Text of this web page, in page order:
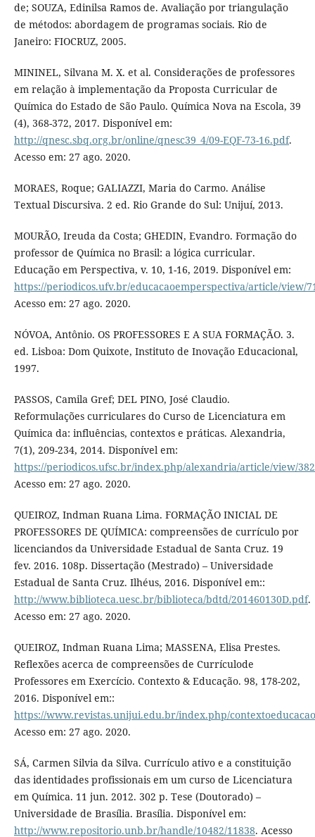
de; SOUZA, Edinilsa Ramos de. Avaliação por triangulação
de métodos: abordagem de programas sociais. Rio de
Janeiro: FIOCRUZ, 2005.
MININEL, Silvana M. X. et al. Considerações de professores
em relação à implementação da Proposta Curricular de
Química do Estado de São Paulo. Química Nova na Escola, 39
(4), 368-372, 2017. Disponível em:
http://qnesc.sbq.org.br/online/qnesc39_4/09-EQF-73-16.pdf.
Acesso em: 27 ago. 2020.
MORAES, Roque; GALIAZZI, Maria do Carmo. Análise
Textual Discursiva. 2 ed. Rio Grande do Sul: Unijuí, 2013.
MOURÃO, Ireuda da Costa; GHEDIN, Evandro. Formação do
professor de Química no Brasil: a lógica curricular.
Educação em Perspectiva, v. 10, 1-16, 2019. Disponível em:
https://periodicos.ufv.br/educacaoemperspectiva/article/view/
Acesso em: 27 ago. 2020.
NÓVOA, Antônio. OS PROFESSORES E A SUA FORMAÇÃO. 3.
ed. Lisboa: Dom Quixote, Instituto de Inovação Educacional,
1997.
PASSOS, Camila Gref; DEL PINO, José Claudio.
Reformulações curriculares do Curso de Licenciatura em
Química da: influências, contextos e práticas. Alexandria,
7(1), 209-234, 2014. Disponível em:
https://periodicos.ufsc.br/index.php/alexandria/article/view/
Acesso em: 27 ago. 2020.
QUEIROZ, Indman Ruana Lima. FORMAÇÃO INICIAL DE
PROFESSORES DE QUÍMICA: compreensões de currículo por
licenciandos da Universidade Estadual de Santa Cruz. 19
fev. 2016. 108p. Dissertação (Mestrado) – Universidade
Estadual de Santa Cruz. Ilhéus, 2016. Disponível em::
http://www.biblioteca.uesc.br/biblioteca/bdtd/201460130D.pdf.
Acesso em: 27 ago. 2020.
QUEIROZ, Indman Ruana Lima; MASSENA, Elisa Prestes.
Reﬂexões acerca de compreensões de Currículode
Professores em Exercício. Contexto & Educação. 98, 178-202,
2016. Disponível em::
https://www.revistas.unijui.edu.br/index.php/
Acesso em: 27 ago. 2020.
SÁ, Carmen Silvia da Silva. Currículo ativo e a constituição
das identidades profissionais em um curso de Licenciatura
em Química. 11 jun. 2012. 302 p. Tese (Doutorado) –
Universidade de Brasília. Brasília. Disponível em:
http://www.repositorio.unb.br/handle/10482/11838. Acesso